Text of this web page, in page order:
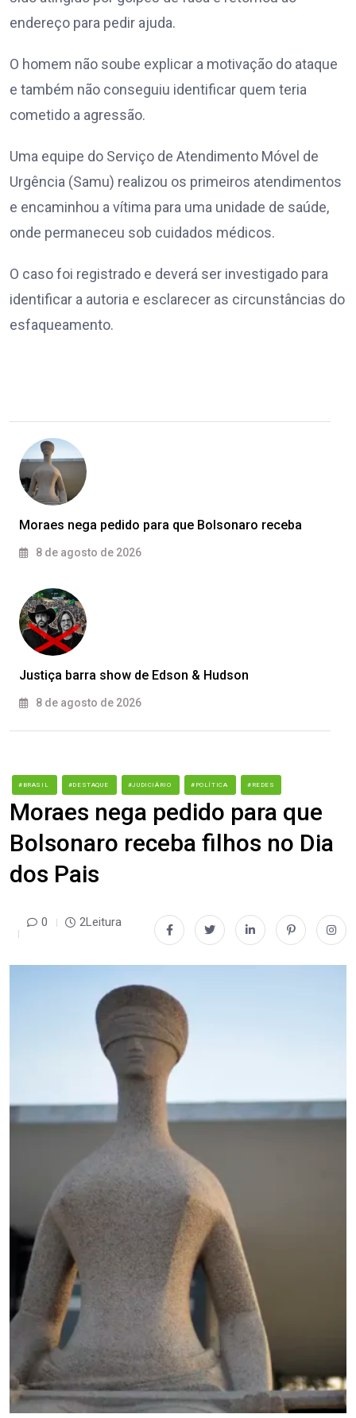
endereço para pedir ajuda.
O homem não soube explicar a motivação do ataque
e também não conseguiu identificar quem teria
cometido a agressão.
Uma equipe do Serviço de Atendimento Móvel de
Urgência (Samu) realizou os primeiros atendimentos
e encaminhou a vítima para uma unidade de saúde,
onde permaneceu sob cuidados médicos.
O caso foi registrado e deverá ser investigado para
identificar a autoria e esclarecer as circunstâncias do
esfaqueamento.
Moraes nega pedido para que Bolsonaro receba
8 de agosto de 2026
Justiça barra show de Edson & Hudson
8 de agosto de 2026
#BRASIL #DESTAQUE #JUDICIÁRIO #POLÍTICA #REDES
Moraes nega pedido para que
Bolsonaro receba filhos no Dia
dos Pais
0 2Leitura